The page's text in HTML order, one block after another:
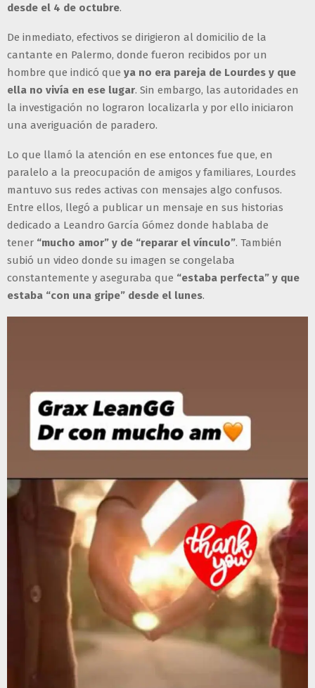
desde el 4 de octubre.
De inmediato, efectivos se dirigieron al domicilio de la
cantante en Palermo, donde fueron recibidos por un
hombre que indicó que ya no era pareja de Lourdes y que
ella no vivía en ese lugar. Sin embargo, las autoridades en
la investigación no lograron localizarla y por ello iniciaron
una averiguación de paradero.
Lo que llamó la atención en ese entonces fue que, en
paralelo a la preocupación de amigos y familiares, Lourdes
mantuvo sus redes activas con mensajes algo confusos.
Entre ellos, llegó a publicar un mensaje en sus historias
dedicado a Leandro García Gómez donde hablaba de
tener “mucho amor” y de “reparar el vínculo”. También
subió un video donde su imagen se congelaba
constantemente y aseguraba que “estaba perfecta” y que
estaba “con una gripe” desde el lunes.